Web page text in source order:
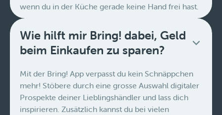
wenn du in der Küche gerade keine Hand frei hast.
Wie hilft mir Bring! dabei, Geld
beim Einkaufen zu sparen?
Mit der Bring! App verpasst du kein Schnäppchen
mehr! Stöbere durch eine grosse Auswahl digitaler
Prospekte deiner Lieblingshändler und lass dich
inspirieren. Zusätzlich kannst du bei vielen